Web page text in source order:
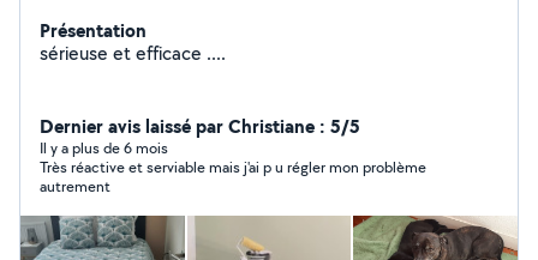
Présentation
sérieuse et efficace ....
Dernier avis laissé par Christiane : 5/5
Il y a plus de 6 mois
Très réactive et serviable mais j'ai p u régler mon problème
autrement